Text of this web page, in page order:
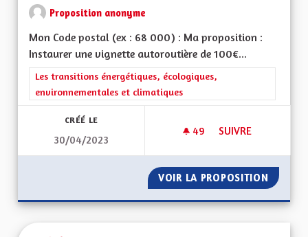
Proposition anonyme
Mon Code postal (ex : 68 000) : Ma proposition :
Instaurer une vignette autoroutière de 100€...
Filtrer les résultats de la catégorie : Les transitions
Les transitions énergétiques, écologiques,
environnementales et climatiques
CRÉÉ LE
30/04/2023
49 49 ABONNÉS
SUIVRE
VOIR LA PROPOSITION